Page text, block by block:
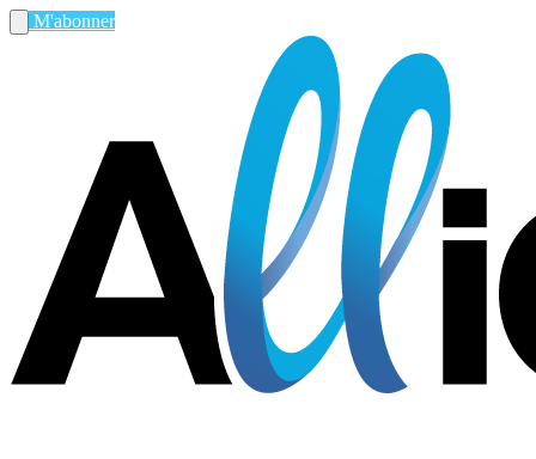
M'abonner